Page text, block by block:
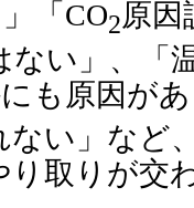
「CO2原因
ない」、「
も原因が
い」など
り取りが交